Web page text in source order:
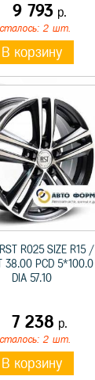
9 793р.
2 шт.
В корзину
R025 SIZE R15 /
38.00 PCD 5*100.0
DIA 57.10
7 238 р.
2 шт.
В корзину